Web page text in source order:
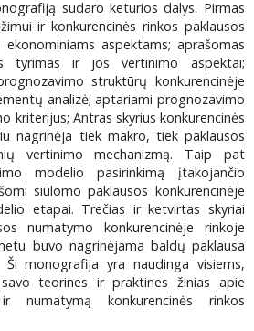
sudaro keturios dalys. Pirmas
ir konkurencinės rinkos paklausos
aspektams; aprašomas
tyrimas ir jos vertinimo aspektai;
struktūrų konkurencinėje
analizė; aptariami prognozavimo
kriterijus; Antras skyrius konkurencinės
nagrinėja tiek makro, tiek paklausos
vertinimo mechanizmą. Taip pat
modelio pasirinkimą įtakojančio
siūlomo paklausos konkurencinėje
etapai. Trečias ir ketvirtas skyriai
numatymo konkurencinėje rinkoje
buvo nagrinėjama baldų paklausa
monografija yra naudinga visiems,
teorines ir praktines žinias apie
numatymą konkurencinės rinkos